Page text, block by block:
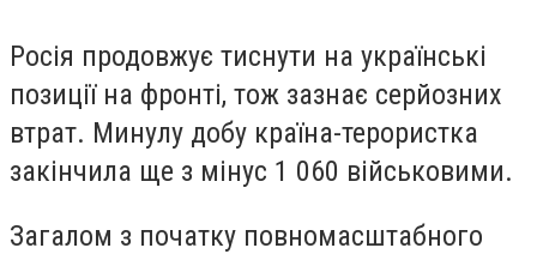
Росія продовжує тиснути на українські
позиції на фронті, тож зазнає серйозних
втрат. Минулу добу країна-терористка
закінчила ще з мінус 1 060 військовими.
Загалом з початку повномасштабного